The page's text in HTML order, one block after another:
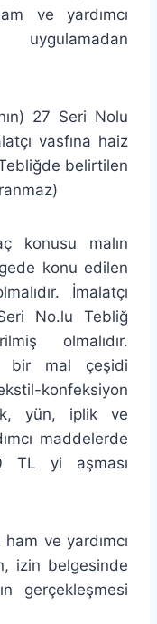
ve yardımcı
27 Seri Nolu
vasfına haiz
belirtilen
konusu malın
konu edilen
İmalatçı
No.lu Tebliğ
olmalıdır.
bir mal çeşidi
konfeksiyon
yün, iplik ve
maddelerde
TL yi aşması
ve yardımcı
izin belgesinde
gerçekleşmesi